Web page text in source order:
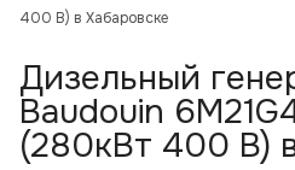
400 В) в Хабаровске
Дизельный
Baudouin
(280кВт 400 В)